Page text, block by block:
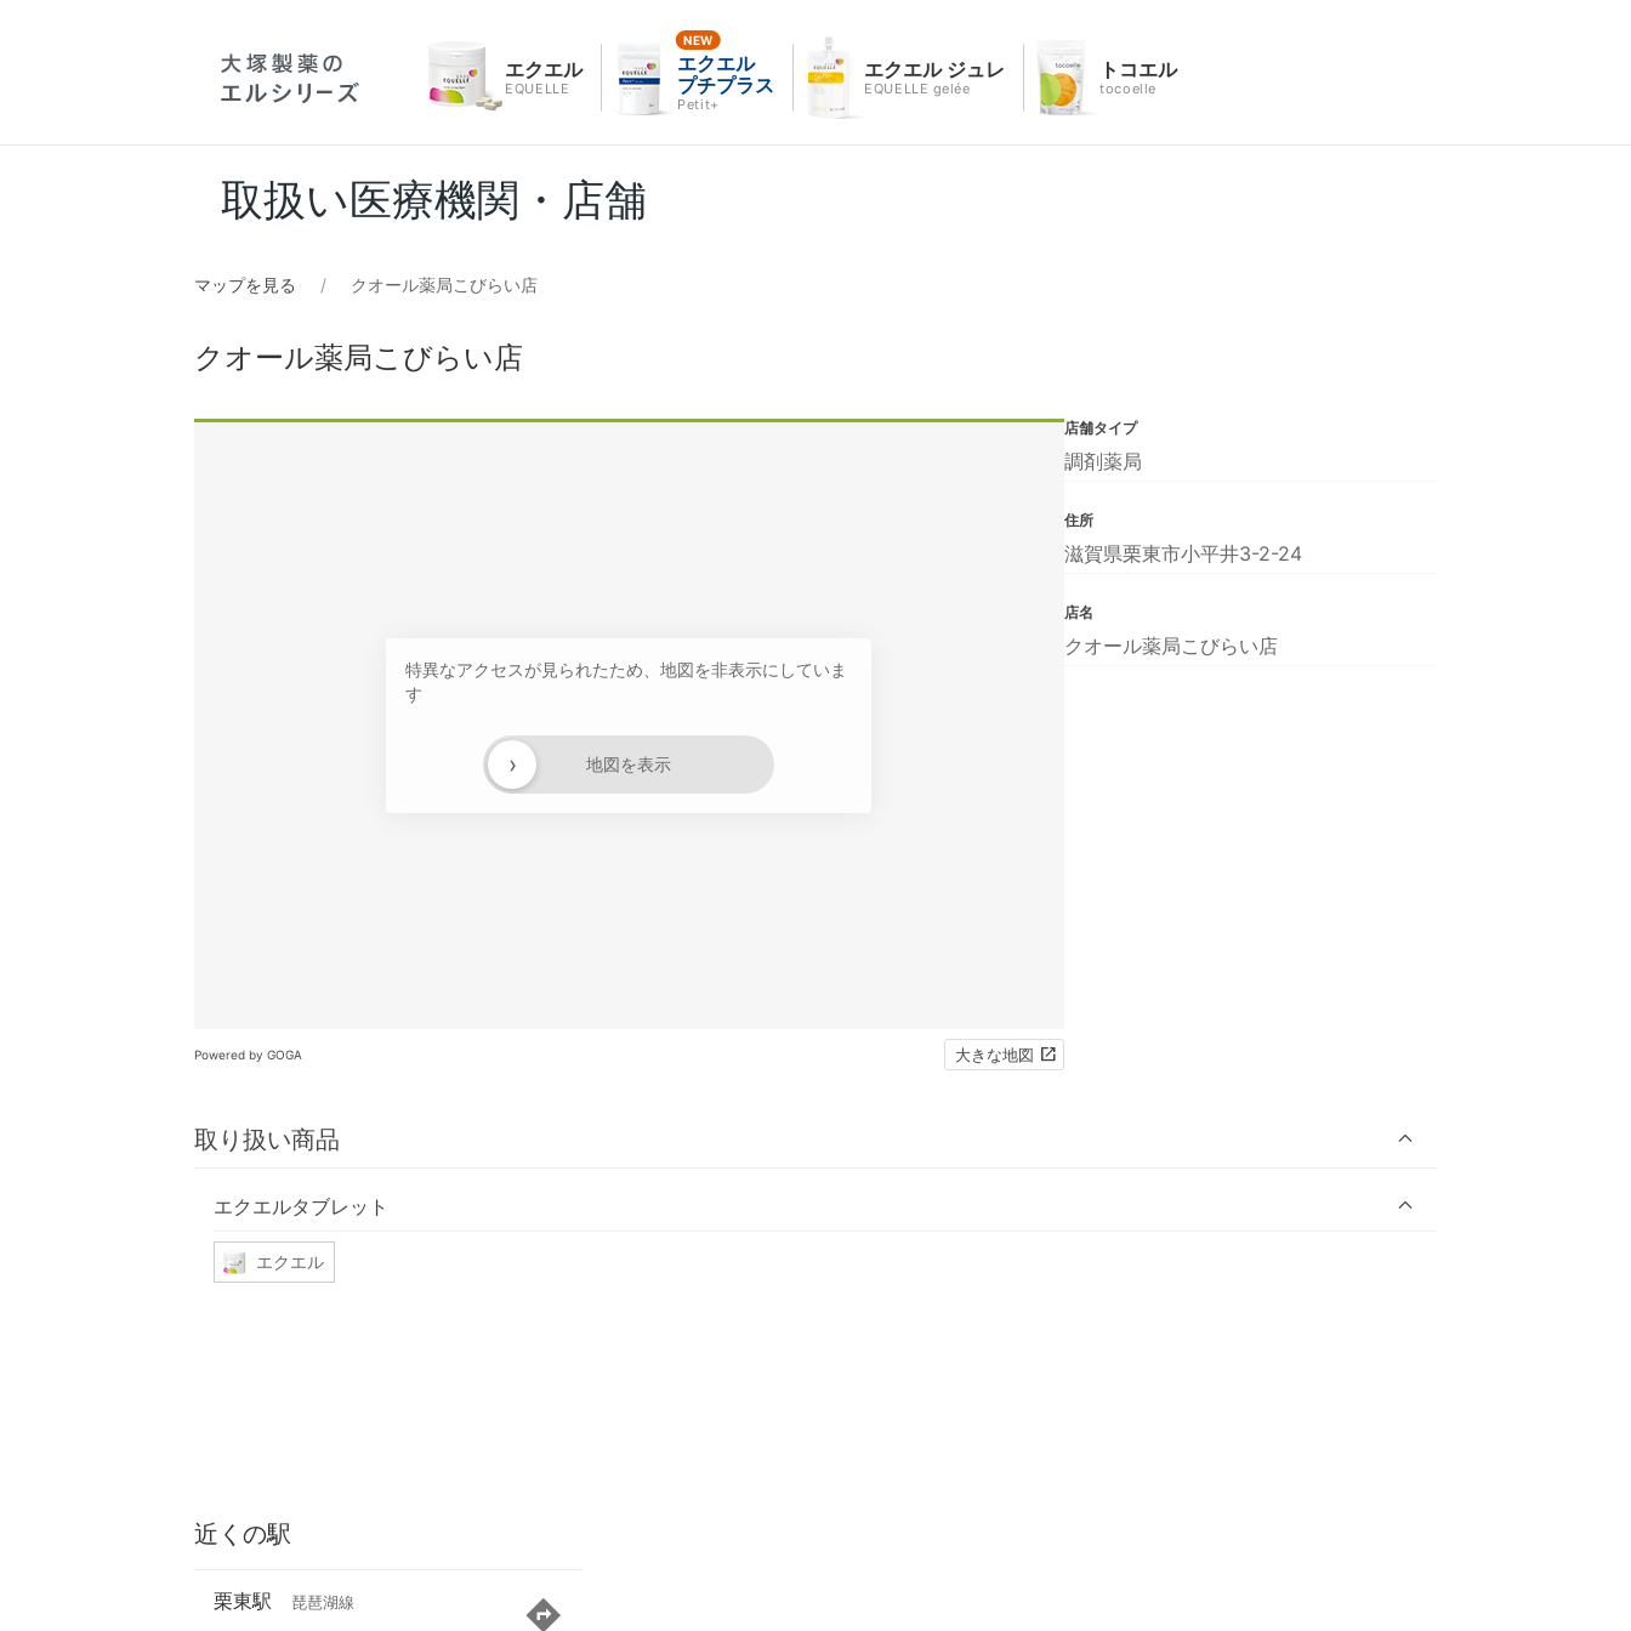
エクエル
EQUELLE
エクエル
プチプラス
Petit+
エクエル ジュレ
EQUELLE gelée
トコエル
tocoelle
取扱い医療機関・店舗
マップを見る クオール薬局こびらい店
クオール薬局こびらい店
特異なアクセスが見られたため、地図を非表示にしていま
す
地図を表示
›
Powered by GOGA 大きな地図
取り扱い商品
エクエルタブレット
エクエル
店舗タイプ
調剤薬局
住所
滋賀県栗東市小平井3-2-24
店名
クオール薬局こびらい店
近くの駅
栗東駅 琵琶湖線